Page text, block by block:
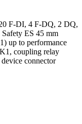
F-DI, 4 F-DQ, 2 DQ,
ES 45 mm
up to performance
coupling relay
connector